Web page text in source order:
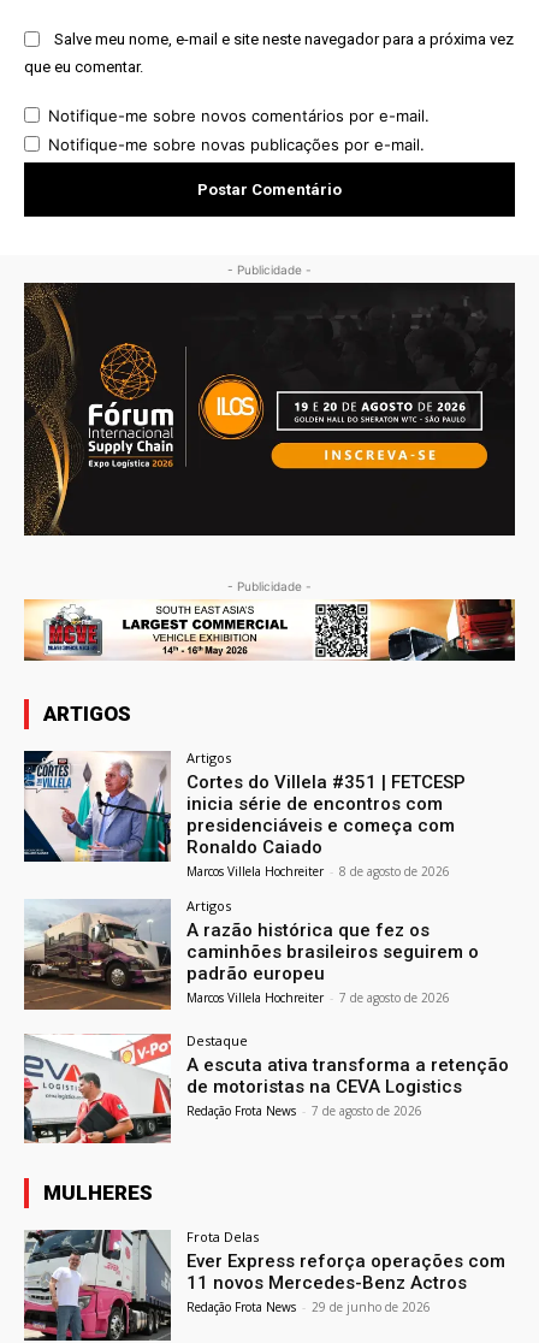
Salve meu nome, e-mail e site neste navegador para a próxima vez
que eu comentar.
Notifique-me sobre novos comentários por e-mail.
Notifique-me sobre novas publicações por e-mail.
- Publicidade -
- Publicidade -
ARTIGOS
Artigos
Cortes do Villela #351 | FETCESP
inicia série de encontros com
presidenciáveis e começa com
Ronaldo Caiado
Marcos Villela Hochreiter - 8 de agosto de 2026
Artigos
A razão histórica que fez os
caminhões brasileiros seguirem o
padrão europeu
Marcos Villela Hochreiter - 7 de agosto de 2026
Destaque
A escuta ativa transforma a retenção
de motoristas na CEVA Logistics
Redação Frota News - 7 de agosto de 2026
MULHERES
Frota Delas
Ever Express reforça operações com
11 novos Mercedes-Benz Actros
Redação Frota News - 29 de junho de 2026